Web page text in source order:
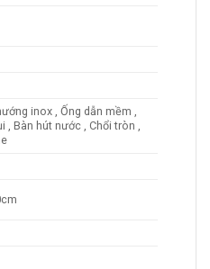
inox , Ống dẫn mềm ,
, Bàn hút nước , Chổi tròn ,